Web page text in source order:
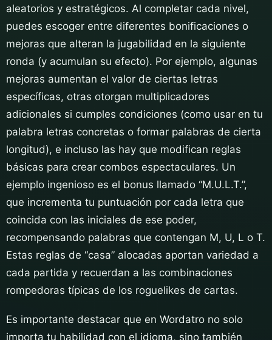
aleatorios y estratégicos. Al completar cada nivel,
puedes escoger entre diferentes bonificaciones o
mejoras que alteran la jugabilidad en la siguiente
ronda (y acumulan su efecto). Por ejemplo, algunas
mejoras aumentan el valor de ciertas letras
específicas, otras otorgan multiplicadores
adicionales si cumples condiciones (como usar en tu
palabra letras concretas o formar palabras de cierta
longitud), e incluso las hay que modifican reglas
básicas para crear combos espectaculares. Un
ejemplo ingenioso es el bonus llamado “M.U.L.T.”,
que incrementa tu puntuación por cada letra que
coincida con las iniciales de ese poder,
recompensando palabras que contengan M, U, L o T.
Estas reglas de “casa” alocadas aportan variedad a
cada partida y recuerdan a las combinaciones
rompedoras típicas de los roguelikes de cartas.
Es importante destacar que en Wordatro no solo
importa tu habilidad con el idioma, sino también